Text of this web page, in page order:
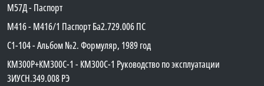
М57Д - Паспорт
М416 - М416/1 Паспорт Ба2.729.006 ПС
C1-104 - Альбом №2. Формуляр, 1989 год
КМ300Р+КМ300С-1 - КМ300C-1 Руководство по эксплуатации
3ИУСН.349.008 РЭ